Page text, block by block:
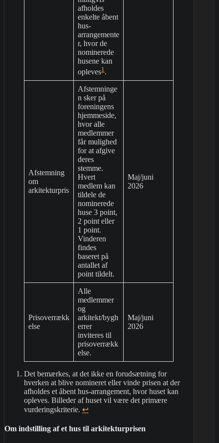
afholdes
enkelte åbent
hus-
arrangemente
r, hvor de
nominerede
husene kan
opleves1 .
Afstemning
om
arkitekturpris
Afstemninge
n sker på
foreningens
hjemmeside,
hvor alle
medlemmer
får mulighed
for at afgive
deres
stemme.
Hvert
medlem kan
tildele de
nominerede
huse 3 point,
2 point eller
1 point.
Vinderen
findes
baseret på
antallet af
point tildelt.
Maj/juni
2026
Prisoverrækk
else
Alle
medlemmer
og
arkitekt/bygh
errer
inviteres til
prisoverrækk
else.
Maj/juni
2026
Det bemærkes, at det ikke en forudsætning for
hverken at blive nomineret eller vinde prisen at der
afholdes et åbent hus-arrangement, hvor huset kan
opleves. Billeder af huset vil være det primære
vurderingskriterie. ↩︎
Om indstilling af et hus til arkitekturprisen